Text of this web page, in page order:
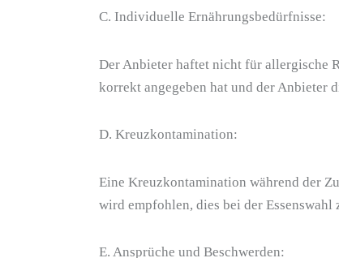
C. Individuelle Ernährungsbedürfnisse:
Der Anbieter haftet nicht für allergische
korrekt angegeben hat und der Anbieter
D. Kreuzkontamination:
Eine Kreuzkontamination während der
wird empfohlen, dies bei der
E. Ansprüche und Beschwerden: